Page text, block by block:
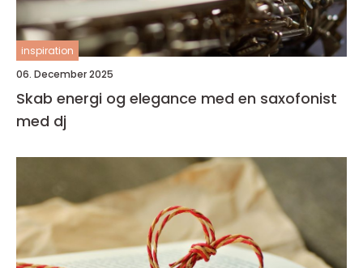
inspiration
06. December 2025
Skab energi og elegance med en saxofonist
med dj